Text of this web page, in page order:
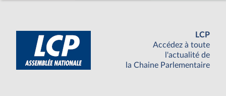
LCP
Accédez à toute
l'actualité de
la Chaine Parlementaire